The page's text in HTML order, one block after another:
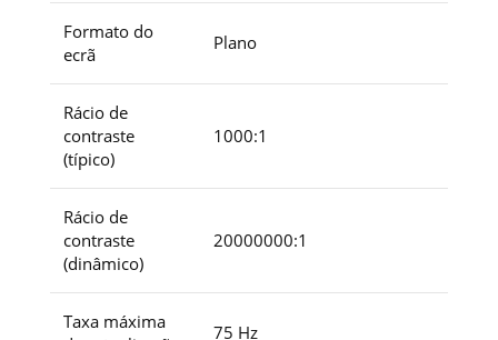
Formato do
ecrã
Plano
Rácio de
contraste
(típico)
1000:1
Rácio de
contraste
(dinâmico)
20000000:1
Taxa máxima
75 Hz